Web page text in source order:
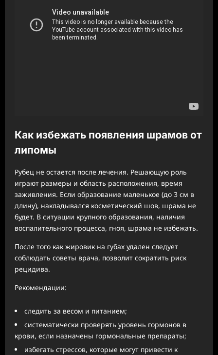
Как избежать появления шрамов от
липомы
Рубец не остается после лечения. Решающую роль
играют размеры и область расположения, время
заживления. Если образование маленькое (до 3 см в
длину), накладывался косметический шов, шрама не
будет. В ситуации крупного образования, наличия
воспалительного процесса, гноя, шрама не избежать.
После того как жировик на губах удален следует
соблюдать советы врача, позволит сократить риск
рецидива.
Рекомендации:
следить за весом и питанием;
систематически проверять уровень гормонов в
крови, если назначены гормональные препараты;
избегать стрессов, которые могут привести к